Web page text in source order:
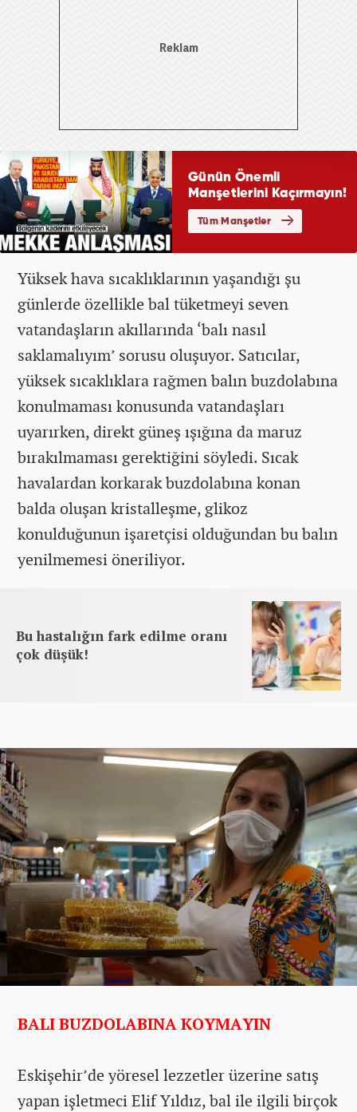
Yüksek hava sıcaklıklarının yaşandığı şu
günlerde özellikle bal tüketmeyi seven
vatandaşların akıllarında ‘balı nasıl
saklamalıyım’ sorusu oluşuyor. Satıcılar,
yüksek sıcaklıklara rağmen balın buzdolabına
konulmaması konusunda vatandaşları
uyarırken, direkt güneş ışığına da maruz
bırakılmaması gerektiğini söyledi. Sıcak
havalardan korkarak buzdolabına konan
balda oluşan kristalleşme, glikoz
konulduğunun işaretçisi olduğundan bu balın
yenilmemesi öneriliyor.
Bu hastalığın fark edilme oranı
çok düşük!
BALI BUZDOLABINA KOYMAYIN
Eskişehir’de yöresel lezzetler üzerine satış
yapan işletmeci Elif Yıldız, bal ile ilgili birçok